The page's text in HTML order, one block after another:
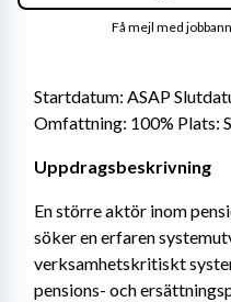
Startdatum: ASAP
Omfattning: 100% Plats:
Uppdragsbeskrivning
En större aktör inom
söker en erfaren
verksamhetskritiskt
pensions- och
Få mejl med